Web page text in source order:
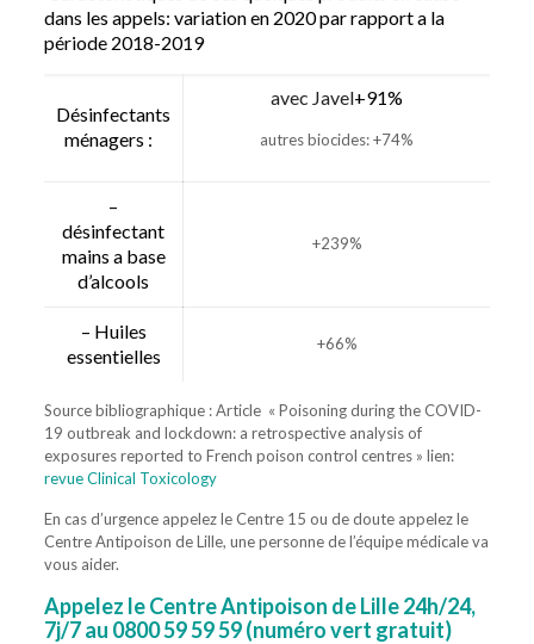
dans les appels: variation en 2020 par rapport a la
période 2018-2019
Désinfectants
ménagers :
avec Javel+91%
autres biocides:+74%
–
désinfectant
mains a base
d’alcools
+239%
– Huiles
essentielles
+66%
Source bibliographique : Article « Poisoning during the COVID-
19 outbreak and lockdown: a retrospective analysis of
exposures reported to French poison control centres » lien:
revue Clinical Toxicology
En cas d’urgence appelez le Centre 15 ou de doute appelez le
Centre Antipoison de Lille, une personne de l’équipe médicale va
vous aider.
Appelez le Centre Antipoison de Lille 24h/24,
7j/7 au 0800 59 59 59(numéro vert gratuit)